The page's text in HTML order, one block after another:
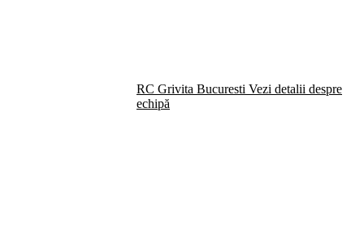
RC Grivita Bucuresti Vezi detalii despre
echipă